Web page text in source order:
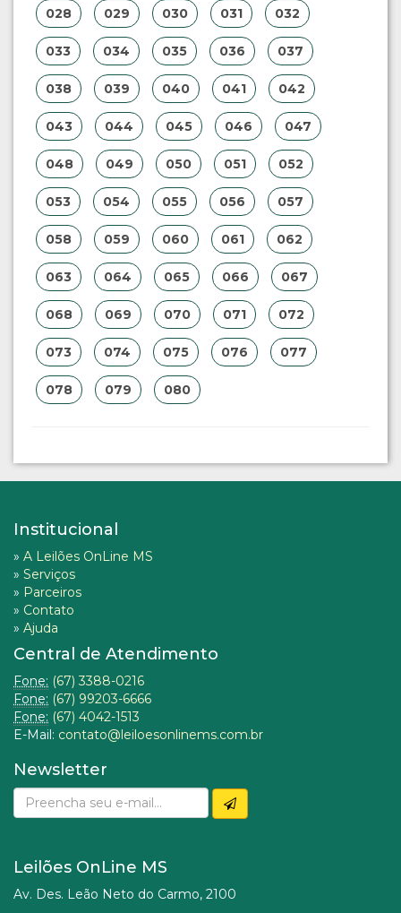
028 029 030 031 032
033 034 035 036 037
038 039 040 041 042
043 044 045 046 047
048 049 050 051 052
053 054 055 056 057
058 059 060 061 062
063 064 065 066 067
068 069 070 071 072
073 074 075 076 077
078 079 080
Institucional
» A Leilões OnLine MS
» Serviços
» Parceiros
» Contato
» Ajuda
Central de Atendimento
Fone: (67) 3388-0216
Fone: (67) 99203-6666
Fone: (67) 4042-1513
E-Mail: contato@leiloesonlinems.com.br
Newsletter
Leilões OnLine MS
Av. Des. Leão Neto do Carmo, 2100